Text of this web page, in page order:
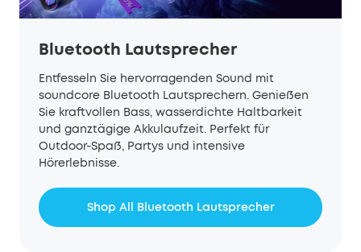
Bluetooth Lautsprecher
Entfesseln Sie hervorragenden Sound mit
soundcore Bluetooth Lautsprechern. Genießen
Sie kraftvollen Bass, wasserdichte Haltbarkeit
und ganztägige Akkulaufzeit. Perfekt für
Outdoor-Spaß, Partys und intensive
Hörerlebnisse.
Shop All Bluetooth Lautsprecher